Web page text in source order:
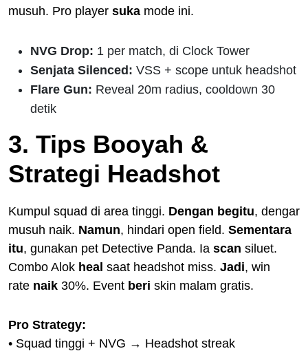
musuh. Pro player suka mode ini.
NVG Drop: 1 per match, di Clock Tower
Senjata Silenced: VSS + scope untuk headshot
Flare Gun: Reveal 20m radius, cooldown 30
detik
3. Tips Booyah &
Strategi Headshot
Kumpul squad di area tinggi. Dengan begitu, dengar
musuh naik. Namun, hindari open field. Sementara
itu, gunakan pet Detective Panda. Ia scan siluet.
Combo Alok heal saat headshot miss. Jadi, win
rate naik 30%. Event beri skin malam gratis.
Pro Strategy:
• Squad tinggi + NVG → Headshot streak